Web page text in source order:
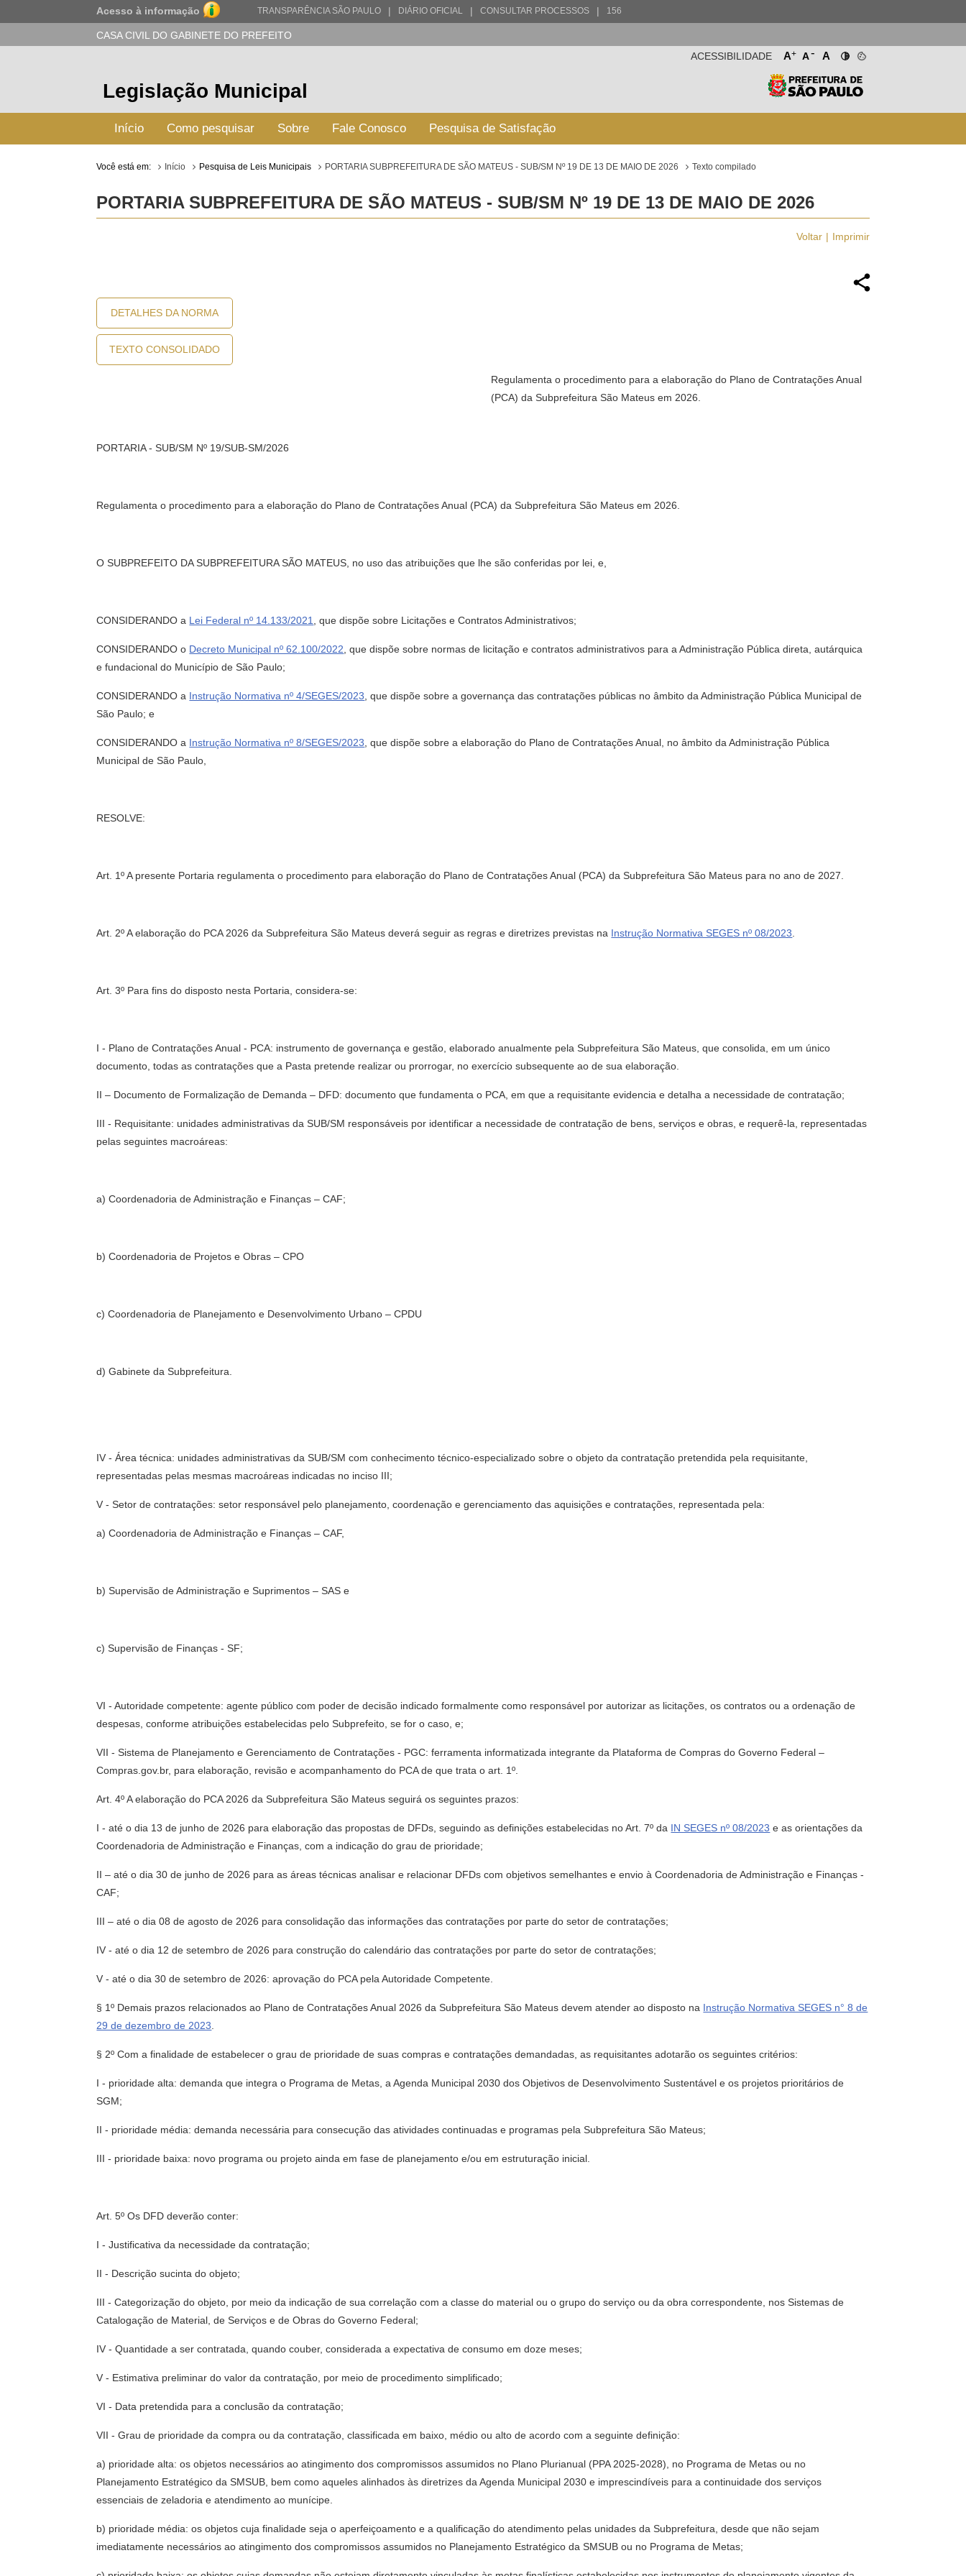
Acesso à informação TRANSPARÊNCIA SÃO PAULO | DIÁRIO OFICIAL | CONSULTAR PROCESSOS | 156
CASA CIVIL DO GABINETE DO PREFEITO
A+ A- A
ACESSIBILIDADE
Legislação Municipal
Início Como pesquisar Sobre Fale Conosco Pesquisa de Satisfação
Você está em: Início Pesquisa de Leis Municipais PORTARIA SUBPREFEITURA DE SÃO MATEUS - SUB/SM Nº 19 DE 13 DE MAIO DE 2026 Texto compilado
PORTARIA SUBPREFEITURA DE SÃO MATEUS - SUB/SM Nº 19 DE 13 DE MAIO DE 2026
Voltar Imprimir
DETALHES DA NORMA
TEXTO CONSOLIDADO
Regulamenta o procedimento para a elaboração do Plano de Contratações Anual
(PCA) da Subprefeitura São Mateus em 2026.
PORTARIA - SUB/SM Nº 19/SUB-SM/2026
Regulamenta o procedimento para a elaboração do Plano de Contratações Anual (PCA) da Subprefeitura São Mateus em 2026.
O SUBPREFEITO DA SUBPREFEITURA SÃO MATEUS, no uso das atribuições que lhe são conferidas por lei, e,
CONSIDERANDO a Lei Federal nº 14.133/2021 , que dispõe sobre Licitações e Contratos Administrativos;
CONSIDERANDO o Decreto Municipal nº 62.100/2022 , que dispõe sobre normas de licitação e contratos administrativos para a Administração Pública direta, autárquica
e fundacional do Município de São Paulo;
CONSIDERANDO a Instrução Normativa nº 4/SEGES/2023 , que dispõe sobre a governança das contratações públicas no âmbito da Administração Pública Municipal de
São Paulo; e
CONSIDERANDO a Instrução Normativa nº 8/SEGES/2023 , que dispõe sobre a elaboração do Plano de Contratações Anual, no âmbito da Administração Pública
Municipal de São Paulo,
RESOLVE:
Art. 1º A presente Portaria regulamenta o procedimento para elaboração do Plano de Contratações Anual (PCA) da Subprefeitura São Mateus para no ano de 2027.
Art. 2º A elaboração do PCA 2026 da Subprefeitura São Mateus deverá seguir as regras e diretrizes previstas na Instrução Normativa SEGES nº 08/2023
Art. 3º Para fins do disposto nesta Portaria, considera-se:
I - Plano de Contratações Anual - PCA: instrumento de governança e gestão, elaborado anualmente pela Subprefeitura São Mateus, que consolida, em um único
documento, todas as contratações que a Pasta pretende realizar ou prorrogar, no exercício subsequente ao de sua elaboração.
II – Documento de Formalização de Demanda – DFD: documento que fundamenta o PCA, em que a requisitante evidencia e detalha a necessidade de contratação;
III - Requisitante: unidades administrativas da SUB/SM responsáveis por identificar a necessidade de contratação de bens, serviços e obras, e requerê-la, representadas
pelas seguintes macroáreas:
a) Coordenadoria de Administração e Finanças – CAF;
b) Coordenadoria de Projetos e Obras – CPO
c) Coordenadoria de Planejamento e Desenvolvimento Urbano – CPDU
d) Gabinete da Subprefeitura.
IV - Área técnica: unidades administrativas da SUB/SM com conhecimento técnico-especializado sobre o objeto da contratação pretendida pela requisitante,
representadas pelas mesmas macroáreas indicadas no inciso III;
V - Setor de contratações: setor responsável pelo planejamento, coordenação e gerenciamento das aquisições e contratações, representada pela:
a) Coordenadoria de Administração e Finanças – CAF,
b) Supervisão de Administração e Suprimentos – SAS e
c) Supervisão de Finanças - SF;
VI - Autoridade competente: agente público com poder de decisão indicado formalmente como responsável por autorizar as licitações, os contratos ou a ordenação de
despesas, conforme atribuições estabelecidas pelo Subprefeito, se for o caso, e;
VII - Sistema de Planejamento e Gerenciamento de Contratações - PGC: ferramenta informatizada integrante da Plataforma de Compras do Governo Federal –
Compras.gov.br, para elaboração, revisão e acompanhamento do PCA de que trata o art. 1º.
Art. 4º A elaboração do PCA 2026 da Subprefeitura São Mateus seguirá os seguintes prazos:
I - até o dia 13 de junho de 2026 para elaboração das propostas de DFDs, seguindo as definições estabelecidas no Art. 7º da IN SEGES nº 08/2023 e as orientações da
Coordenadoria de Administração e Finanças, com a indicação do grau de prioridade;
II – até o dia 30 de junho de 2026 para as áreas técnicas analisar e relacionar DFDs com objetivos semelhantes e envio à Coordenadoria de Administração e Finanças -
CAF;
III – até o dia 08 de agosto de 2026 para consolidação das informações das contratações por parte do setor de contratações;
IV - até o dia 12 de setembro de 2026 para construção do calendário das contratações por parte do setor de contratações;
V - até o dia 30 de setembro de 2026: aprovação do PCA pela Autoridade Competente.
§ 1º Demais prazos relacionados ao Plano de Contratações Anual 2026 da Subprefeitura São Mateus devem atender ao disposto na Instrução Normativa SEGES n° 8 de
29 de dezembro de 2023
§ 2º Com a finalidade de estabelecer o grau de prioridade de suas compras e contratações demandadas, as requisitantes adotarão os seguintes critérios:
I - prioridade alta: demanda que integra o Programa de Metas, a Agenda Municipal 2030 dos Objetivos de Desenvolvimento Sustentável e os projetos prioritários de
SGM;
II - prioridade média: demanda necessária para consecução das atividades continuadas e programas pela Subprefeitura São Mateus;
III - prioridade baixa: novo programa ou projeto ainda em fase de planejamento e/ou em estruturação inicial.
Art. 5º Os DFD deverão conter:
I - Justificativa da necessidade da contratação;
II - Descrição sucinta do objeto;
III - Categorização do objeto, por meio da indicação de sua correlação com a classe do material ou o grupo do serviço ou da obra correspondente, nos Sistemas de
Catalogação de Material, de Serviços e de Obras do Governo Federal;
IV - Quantidade a ser contratada, quando couber, considerada a expectativa de consumo em doze meses;
V - Estimativa preliminar do valor da contratação, por meio de procedimento simplificado;
VI - Data pretendida para a conclusão da contratação;
VII - Grau de prioridade da compra ou da contratação, classificada em baixo, médio ou alto de acordo com a seguinte definição:
a) prioridade alta: os objetos necessários ao atingimento dos compromissos assumidos no Plano Plurianual (PPA 2025-2028), no Programa de Metas ou no
Planejamento Estratégico da SMSUB, bem como aqueles alinhados às diretrizes da Agenda Municipal 2030 e imprescindíveis para a continuidade dos serviços
essenciais de zeladoria e atendimento ao munícipe.
b) prioridade média: os objetos cuja finalidade seja o aperfeiçoamento e a qualificação do atendimento pelas unidades da Subprefeitura, desde que não sejam
imediatamente necessários ao atingimento dos compromissos assumidos no Planejamento Estratégico da SMSUB ou no Programa de Metas;